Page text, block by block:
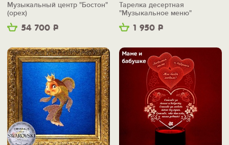
54 700 Р
Музыкальный центр "Бостон"
(орех)
1 950 Р
Тарелка десертная
"Музыкальное меню"